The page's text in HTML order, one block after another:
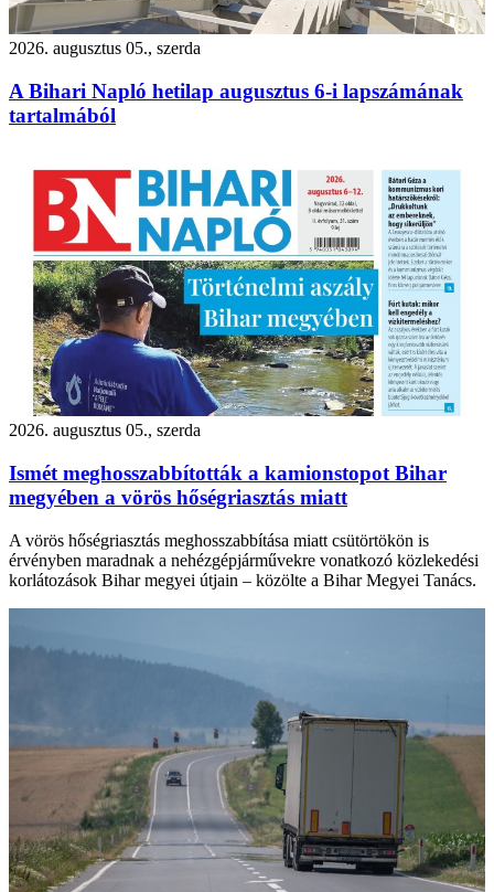
2026. augusztus 05., szerda
A Bihari Napló hetilap augusztus 6-i lapszámának
tartalmából
2026. augusztus 05., szerda
Ismét meghosszabbították a kamionstopot Bihar
megyében a vörös hőségriasztás miatt
A vörös hőségriasztás meghosszabbítása miatt csütörtökön is
érvényben maradnak a nehézgépjárművekre vonatkozó közlekedési
korlátozások Bihar megyei útjain – közölte a Bihar Megyei Tanács.